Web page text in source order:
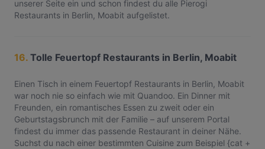
unserer Seite ein und schon findest du alle Pierogi
Restaurants in Berlin, Moabit aufgelistet.
16. Tolle Feuertopf Restaurants in Berlin, Moabit
Einen Tisch in einem Feuertopf Restaurants in Berlin, Moabit
war noch nie so einfach wie mit Quandoo. Ein Dinner mit
Freunden, ein romantisches Essen zu zweit oder ein
Geburtstagsbrunch mit der Familie – auf unserem Portal
findest du immer das passende Restaurant in deiner Nähe.
Suchst du nach einer bestimmten Cuisine zum Beispiel {cat +